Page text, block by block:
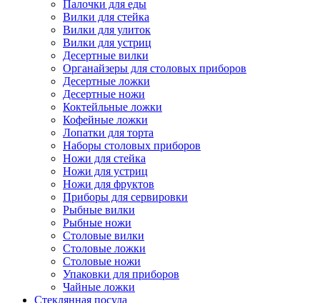
Палочки для еды
Вилки для стейка
Вилки для улиток
Вилки для устриц
Десертные вилки
Органайзеры для столовых приборов
Десертные ложки
Десертные ножи
Коктейльные ложки
Кофейные ложки
Лопатки для торта
Наборы столовых приборов
Ножи для стейка
Ножи для устриц
Ножи для фруктов
Приборы для сервировки
Рыбные вилки
Рыбные ножи
Столовые вилки
Столовые ложки
Столовые ножи
Упаковки для приборов
Чайные ложки
Стеклянная посуда